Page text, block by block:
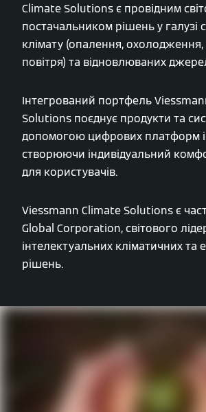
Climate Solutions є провідним
постачальником рішень у галузі
клімату (опалення, охолодження,
повітря) та відновлюваних
Інтегрований портфель
Solutions поєднує продукти та
допомогою цифрових платформ і
створюючи індивідуальний
для користувачів.
Viessmann Climate Solutions є
Global Corporation, світового
інтелектуальних кліматичних та
рішень.